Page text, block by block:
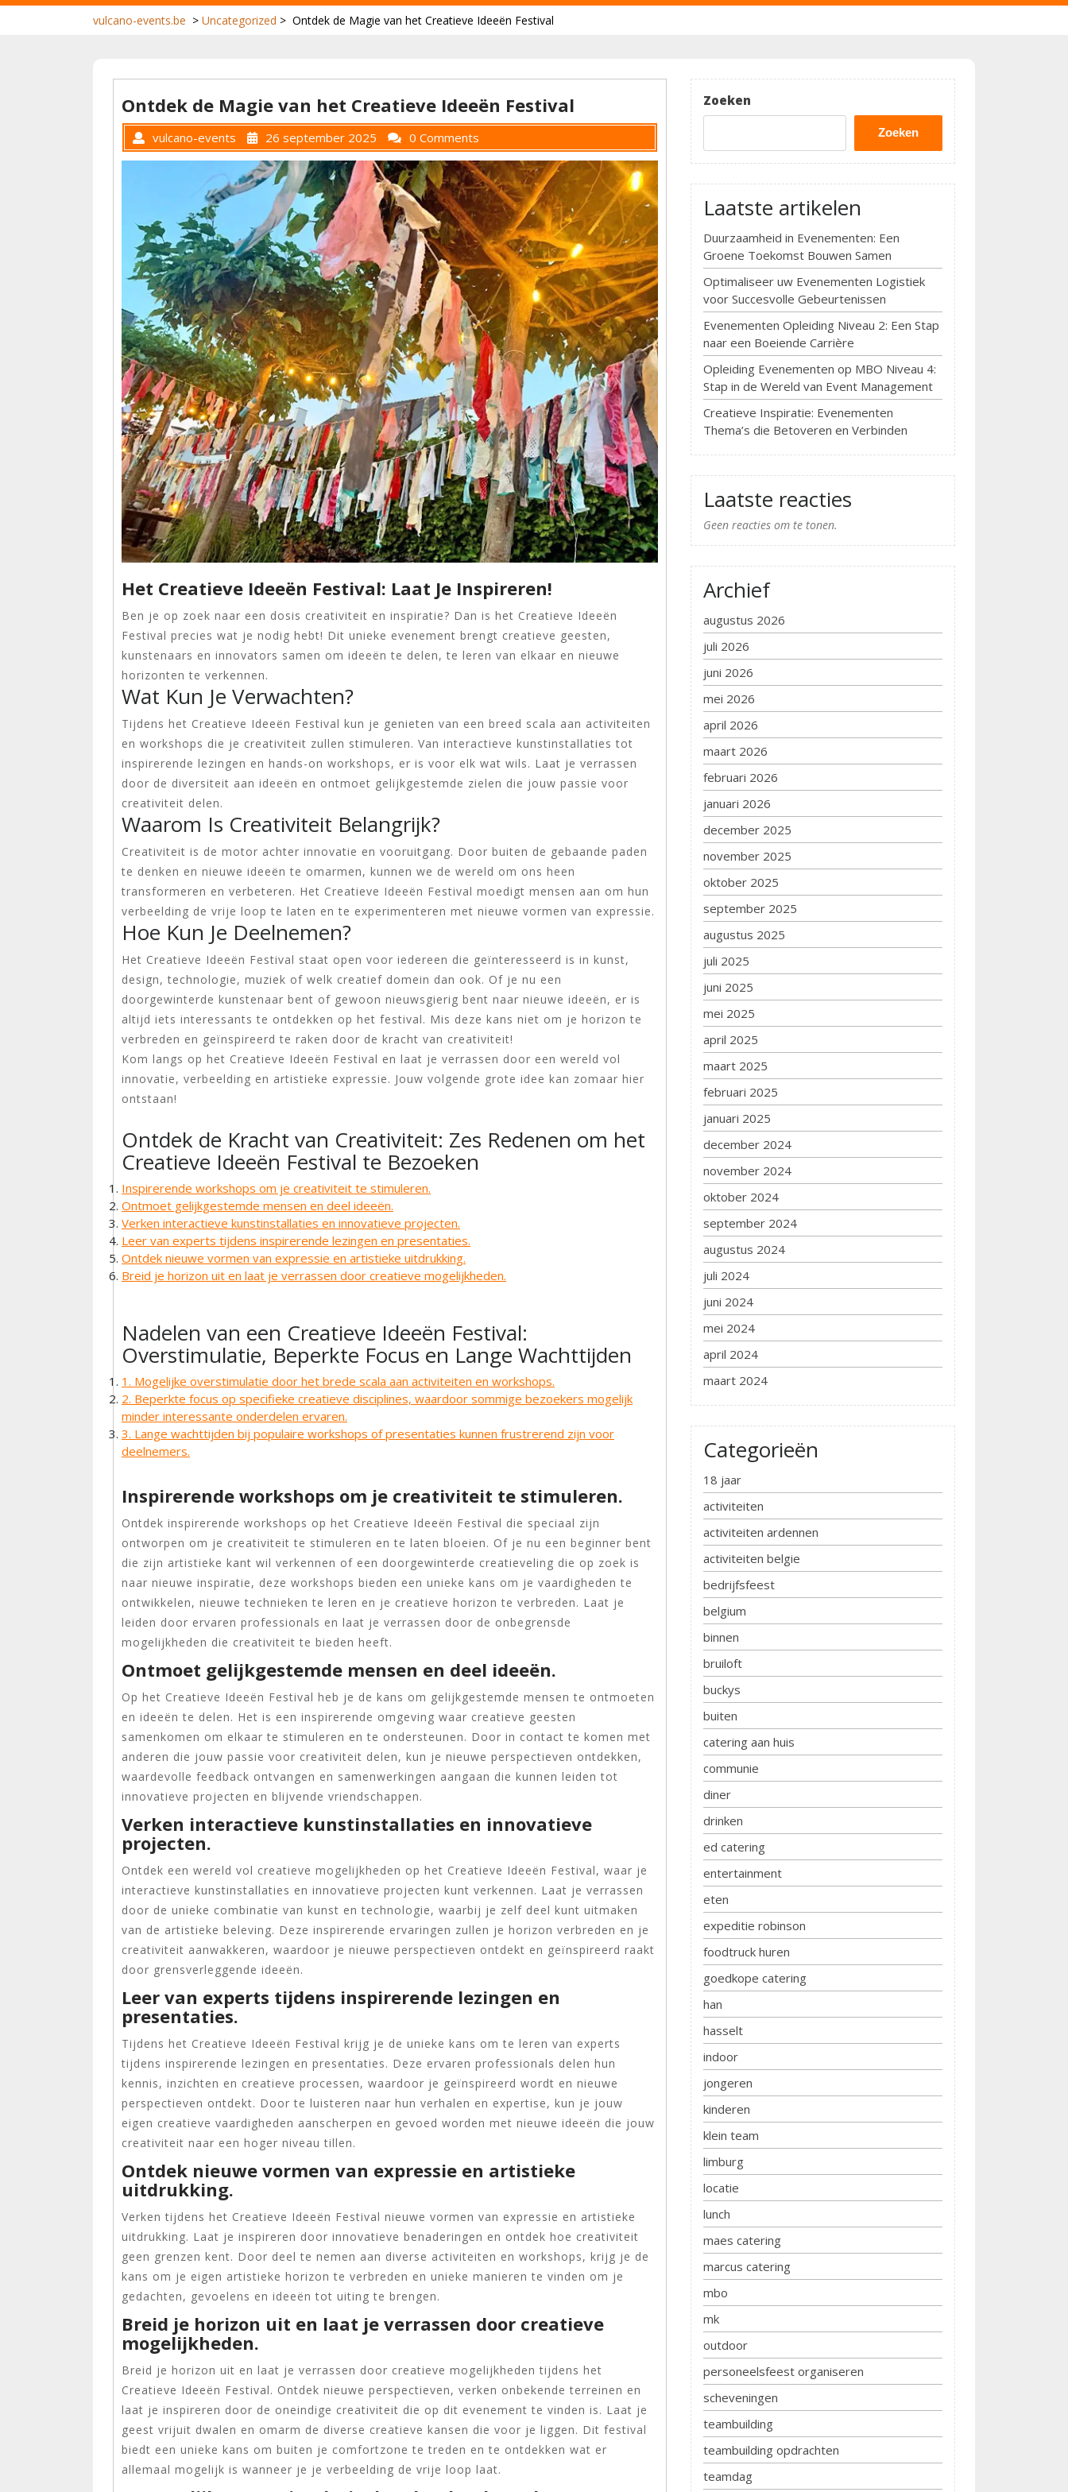
vulcano-events.be > Uncategorized > Ontdek de Magie van het Creatieve Ideeën Festival
Ontdek de Magie van het Creatieve Ideeën Festival
vulcano-events 26 september 2025 0 Comments
Het Creatieve Ideeën Festival: Laat Je Inspireren!
Ben je op zoek naar een dosis creativiteit en inspiratie? Dan is het Creatieve Ideeën
Festival precies wat je nodig hebt! Dit unieke evenement brengt creatieve geesten,
kunstenaars en innovators samen om ideeën te delen, te leren van elkaar en nieuwe
horizonten te verkennen.
Wat Kun Je Verwachten?
Tijdens het Creatieve Ideeën Festival kun je genieten van een breed scala aan activiteiten
en workshops die je creativiteit zullen stimuleren. Van interactieve kunstinstallaties tot
inspirerende lezingen en hands-on workshops, er is voor elk wat wils. Laat je verrassen
door de diversiteit aan ideeën en ontmoet gelijkgestemde zielen die jouw passie voor
creativiteit delen.
Waarom Is Creativiteit Belangrijk?
Creativiteit is de motor achter innovatie en vooruitgang. Door buiten de gebaande paden
te denken en nieuwe ideeën te omarmen, kunnen we de wereld om ons heen
transformeren en verbeteren. Het Creatieve Ideeën Festival moedigt mensen aan om hun
verbeelding de vrije loop te laten en te experimenteren met nieuwe vormen van expressie.
Hoe Kun Je Deelnemen?
Het Creatieve Ideeën Festival staat open voor iedereen die geïnteresseerd is in kunst,
design, technologie, muziek of welk creatief domein dan ook. Of je nu een
doorgewinterde kunstenaar bent of gewoon nieuwsgierig bent naar nieuwe ideeën, er is
altijd iets interessants te ontdekken op het festival. Mis deze kans niet om je horizon te
verbreden en geïnspireerd te raken door de kracht van creativiteit!
Kom langs op het Creatieve Ideeën Festival en laat je verrassen door een wereld vol
innovatie, verbeelding en artistieke expressie. Jouw volgende grote idee kan zomaar hier
ontstaan!
Ontdek de Kracht van Creativiteit: Zes Redenen om het
Creatieve Ideeën Festival te Bezoeken
Inspirerende workshops om je creativiteit te stimuleren.
Ontmoet gelijkgestemde mensen en deel ideeën.
Verken interactieve kunstinstallaties en innovatieve projecten.
Leer van experts tijdens inspirerende lezingen en presentaties.
Ontdek nieuwe vormen van expressie en artistieke uitdrukking.
Breid je horizon uit en laat je verrassen door creatieve mogelijkheden.
Nadelen van een Creatieve Ideeën Festival:
Overstimulatie, Beperkte Focus en Lange Wachttijden
1. Mogelijke overstimulatie door het brede scala aan activiteiten en workshops.
2. Beperkte focus op specifieke creatieve disciplines, waardoor sommige bezoekers mogelijk
minder interessante onderdelen ervaren.
3. Lange wachttijden bij populaire workshops of presentaties kunnen frustrerend zijn voor
deelnemers.
Inspirerende workshops om je creativiteit te stimuleren.
Ontdek inspirerende workshops op het Creatieve Ideeën Festival die speciaal zijn
ontworpen om je creativiteit te stimuleren en te laten bloeien. Of je nu een beginner bent
die zijn artistieke kant wil verkennen of een doorgewinterde creatieveling die op zoek is
naar nieuwe inspiratie, deze workshops bieden een unieke kans om je vaardigheden te
ontwikkelen, nieuwe technieken te leren en je creatieve horizon te verbreden. Laat je
leiden door ervaren professionals en laat je verrassen door de onbegrensde
mogelijkheden die creativiteit te bieden heeft.
Ontmoet gelijkgestemde mensen en deel ideeën.
Op het Creatieve Ideeën Festival heb je de kans om gelijkgestemde mensen te ontmoeten
en ideeën te delen. Het is een inspirerende omgeving waar creatieve geesten
samenkomen om elkaar te stimuleren en te ondersteunen. Door in contact te komen met
anderen die jouw passie voor creativiteit delen, kun je nieuwe perspectieven ontdekken,
waardevolle feedback ontvangen en samenwerkingen aangaan die kunnen leiden tot
innovatieve projecten en blijvende vriendschappen.
Verken interactieve kunstinstallaties en innovatieve
projecten.
Ontdek een wereld vol creatieve mogelijkheden op het Creatieve Ideeën Festival, waar je
interactieve kunstinstallaties en innovatieve projecten kunt verkennen. Laat je verrassen
door de unieke combinatie van kunst en technologie, waarbij je zelf deel kunt uitmaken
van de artistieke beleving. Deze inspirerende ervaringen zullen je horizon verbreden en je
creativiteit aanwakkeren, waardoor je nieuwe perspectieven ontdekt en geïnspireerd raakt
door grensverleggende ideeën.
Leer van experts tijdens inspirerende lezingen en
presentaties.
Tijdens het Creatieve Ideeën Festival krijg je de unieke kans om te leren van experts
tijdens inspirerende lezingen en presentaties. Deze ervaren professionals delen hun
kennis, inzichten en creatieve processen, waardoor je geïnspireerd wordt en nieuwe
perspectieven ontdekt. Door te luisteren naar hun verhalen en expertise, kun je jouw
eigen creatieve vaardigheden aanscherpen en gevoed worden met nieuwe ideeën die jouw
creativiteit naar een hoger niveau tillen.
Ontdek nieuwe vormen van expressie en artistieke
uitdrukking.
Verken tijdens het Creatieve Ideeën Festival nieuwe vormen van expressie en artistieke
uitdrukking. Laat je inspireren door innovatieve benaderingen en ontdek hoe creativiteit
geen grenzen kent. Door deel te nemen aan diverse activiteiten en workshops, krijg je de
kans om je eigen artistieke horizon te verbreden en unieke manieren te vinden om je
gedachten, gevoelens en ideeën tot uiting te brengen.
Breid je horizon uit en laat je verrassen door creatieve
mogelijkheden.
Breid je horizon uit en laat je verrassen door creatieve mogelijkheden tijdens het
Creatieve Ideeën Festival. Ontdek nieuwe perspectieven, verken onbekende terreinen en
laat je inspireren door de oneindige creativiteit die op dit evenement te vinden is. Laat je
geest vrijuit dwalen en omarm de diverse creatieve kansen die voor je liggen. Dit festival
biedt een unieke kans om buiten je comfortzone te treden en te ontdekken wat er
allemaal mogelijk is wanneer je je verbeelding de vrije loop laat.
Zoeken
Zoeken
Laatste artikelen
Duurzaamheid in Evenementen: Een
Groene Toekomst Bouwen Samen
Optimaliseer uw Evenementen Logistiek
voor Succesvolle Gebeurtenissen
Evenementen Opleiding Niveau 2: Een Stap
naar een Boeiende Carrière
Opleiding Evenementen op MBO Niveau 4:
Stap in de Wereld van Event Management
Creatieve Inspiratie: Evenementen
Thema’s die Betoveren en Verbinden
Laatste reacties
Geen reacties om te tonen.
Archief
augustus 2026
juli 2026
juni 2026
mei 2026
april 2026
maart 2026
februari 2026
januari 2026
december 2025
november 2025
oktober 2025
september 2025
augustus 2025
juli 2025
juni 2025
mei 2025
april 2025
maart 2025
februari 2025
januari 2025
december 2024
november 2024
oktober 2024
september 2024
augustus 2024
juli 2024
juni 2024
mei 2024
april 2024
maart 2024
Categorieën
18 jaar
activiteiten
activiteiten ardennen
activiteiten belgie
bedrijfsfeest
belgium
binnen
bruiloft
buckys
buiten
catering aan huis
communie
diner
drinken
ed catering
entertainment
eten
expeditie robinson
foodtruck huren
goedkope catering
han
hasselt
indoor
jongeren
kinderen
klein team
limburg
locatie
lunch
maes catering
marcus catering
mbo
mk
outdoor
personeelsfeest organiseren
scheveningen
teambuilding
teambuilding opdrachten
teamdag